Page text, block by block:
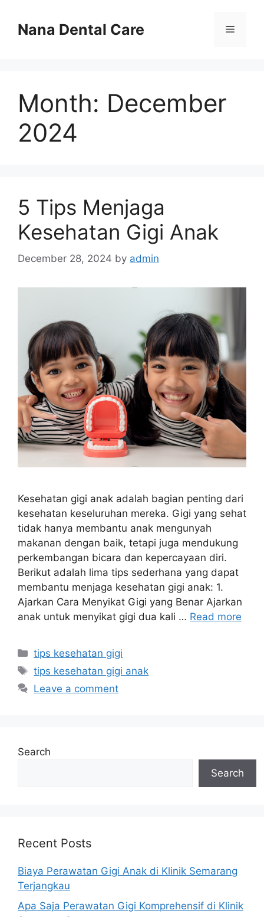
contentNana Dental Care Menu
Month: December
2024
5 Tips Menjaga
Kesehatan Gigi Anak
December 28, 2024 by admin
Kesehatan gigi anak adalah bagian penting dari
kesehatan keseluruhan mereka. Gigi yang sehat
tidak hanya membantu anak mengunyah
makanan dengan baik, tetapi juga mendukung
perkembangan bicara dan kepercayaan diri.
Berikut adalah lima tips sederhana yang dapat
membantu menjaga kesehatan gigi anak: 1.
Ajarkan Cara Menyikat Gigi yang Benar Ajarkan
anak untuk menyikat gigi dua kali … Read more
Categories
tips kesehatan gigi
Tags
tips kesehatan gigi anak
Leave a comment
Search
Search
Recent Posts
Biaya Perawatan Gigi Anak di Klinik Semarang
Terjangkau
Apa Saja Perawatan Gigi Komprehensif di Klinik